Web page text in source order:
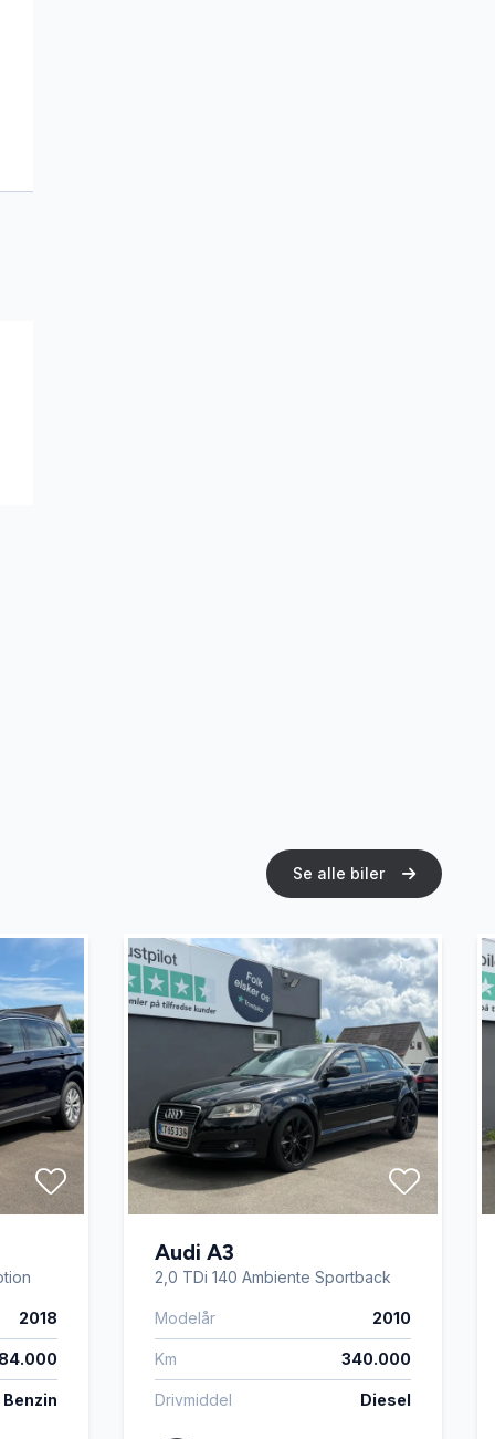
Se alle biler
2018
Benzin
Audi A3
2,0 TDi 140 Ambiente Sportback
Modelår 2010
Km 340.000
Drivmiddel Diesel